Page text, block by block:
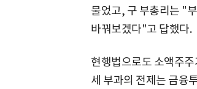
물었고, 구 부총리는 "
바꿔보겠다"고 답했다.
현행법으로도 소액주
세 부과의 전제는 금융